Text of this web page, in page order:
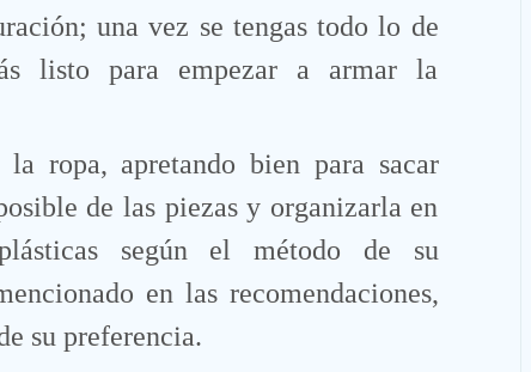
una vez se tengas todo lo de
listo para empezar a armar la
ropa, apretando bien para sacar
de las piezas y organizarla en
según el método de su
en las recomendaciones,
su preferencia.